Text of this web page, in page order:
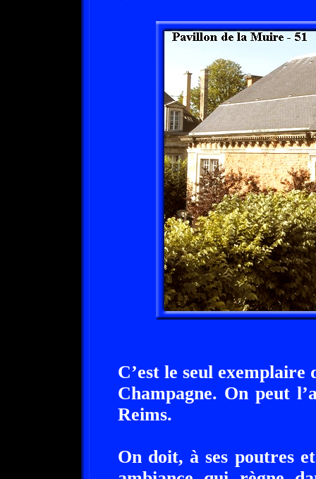
C’est le seul exemplaire
Champagne. On peut
Reims.
On doit, à ses poutres